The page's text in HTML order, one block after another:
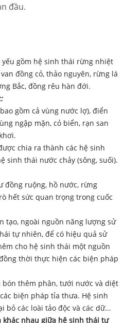
đầu.
gồm hệ sinh thái rừng nhiệt
đồng cỏ, thảo nguyên, rừng lá
Bắc, đồng rêu hàn đới.
gồm cả vùng nước lợ), điển
ngập mặn, cỏ biển, rạn san
chia ra thành các hệ sinh
sinh thái nước chảy (sông, suối).
đồng ruộng, hồ nước, rừng
hết sức quan trọng trong cuốc
tạo, ngoài nguồn năng lượng sử
tự nhiên, để có hiệu quả sử
cho hệ sinh thái một nguồn
thời thực hiện các biện pháp
thêm phân, tưới nước và diệt
biện pháp tỉa thưa. Hệ sinh
bỏ các loài tảo độc và các dữ...
nhau giữa hệ sinh thái tự